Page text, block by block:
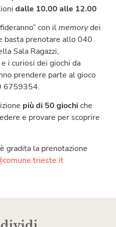
dalle 10.00 alle 12.00
con ilmemorydei
basta prenotare allo 040
Sala Ragazzi,
i curiosi dei giochi da
prendere parte al gioco
6759354.
più di 50 giochiche
e provare per scoprire
gradita la prenotazione